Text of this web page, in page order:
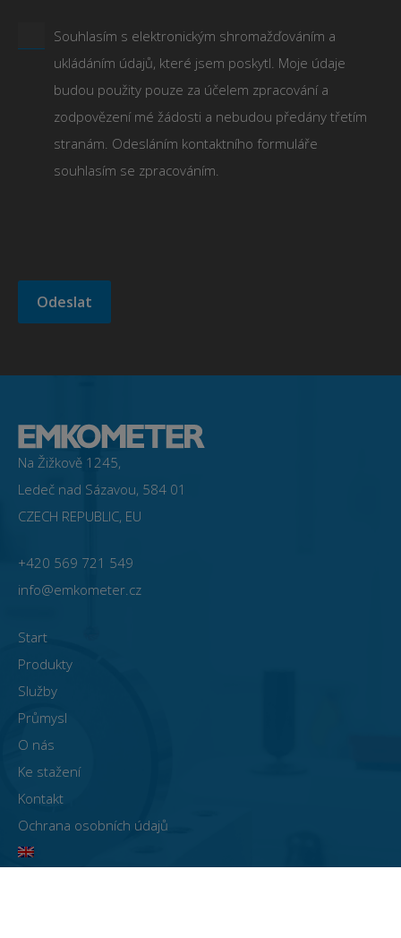
Souhlasím s elektronickým shromažďováním a
ukládáním údajů, které jsem poskytl. Moje údaje
budou použity pouze za účelem zpracování a
zodpovězení mé žádosti a nebudou předány třetím
stranám. Odesláním kontaktního formuláře
souhlasím se zpracováním.
Na Žižkově 1245,
Ledeč nad Sázavou, 584 01
CZECH REPUBLIC, EU
+420 569 721 549
info@emkometer.cz
Start
Produkty
Služby
Průmysl
O nás
Ke stažení
Kontakt
Ochrana osobních údajů